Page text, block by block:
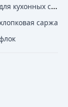
Ткани для кухонных стульев
саржа